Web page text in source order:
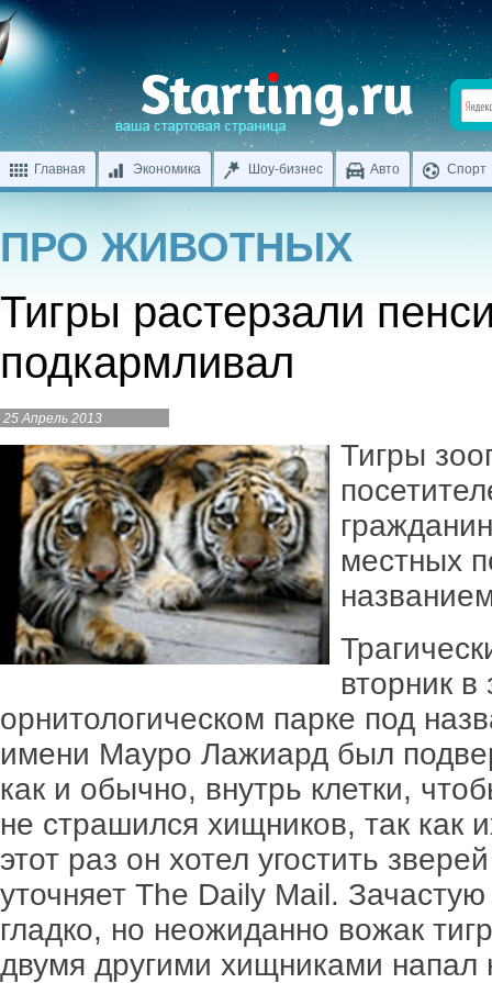
Главная Экономика Шоу-бизнес Авто Спорт
ПРО ЖИВОТНЫХ
Тигры растерзали
подкармливал
25 Апрель 2013
Тигры
местных
вторник в
орнитологическом парке под
имени Мауро Лажиард был
как и обычно, внутрь клетки,
не страшился хищников, так как
этот раз он хотел угостить
уточняет The Daily Mail.
гладко, но неожиданно вожак
двумя другими хищниками напал